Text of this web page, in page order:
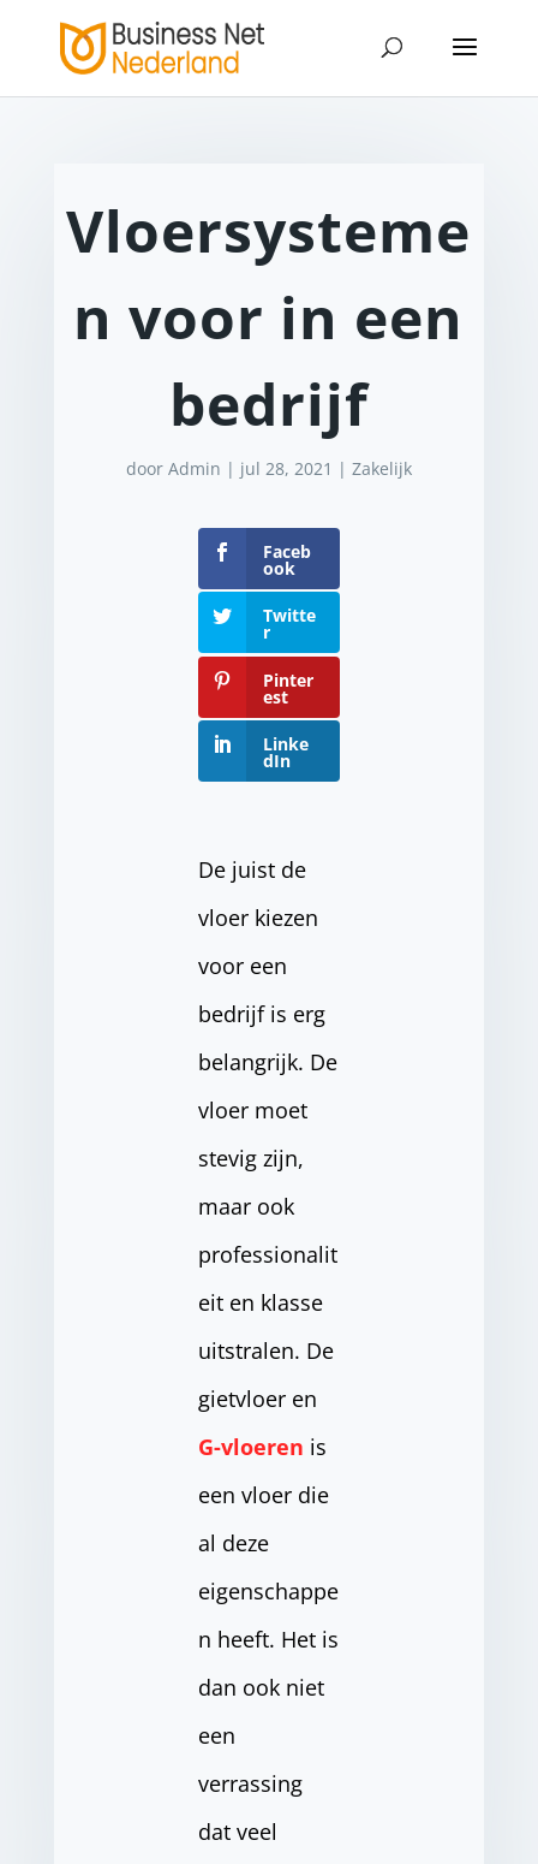
Vloersysteme
n voor in een
bedrijf
door Admin | jul 28, 2021 | Zakelijk
Faceb
ook
Twitte
r
Pinter
est
Linke
dIn
De juist de
vloer kiezen
voor een
bedrijf is erg
belangrijk. De
vloer moet
stevig zijn,
maar ook
professionalit
eit en klasse
uitstralen. De
gietvloer en
G-vloeren is
een vloer die
al deze
eigenschappe
n heeft. Het is
dan ook niet
een
verrassing
dat veel